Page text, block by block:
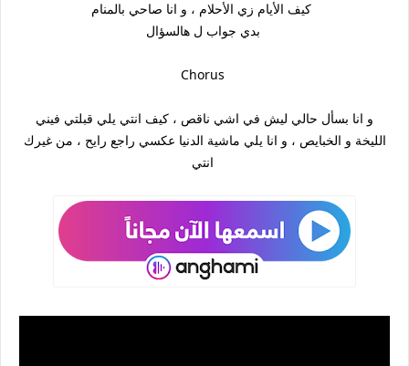
كيف الأيام زي الأحلام ، و انا صاحي بالمنام
Chorus
و انا بسأل حالي ليش في اشي ناقص ، كيف انتي يلي قبلتي فيني
الليخة و الخبايص ، و انا يلي ماشية الدنيا عكسي راجع رايح ، من غيرك